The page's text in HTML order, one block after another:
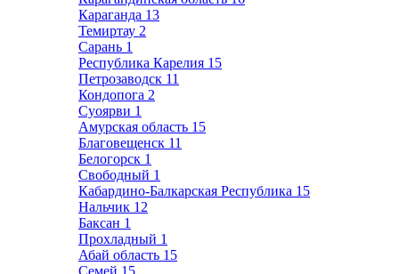
Караганда 13
Темиртау 2
Сарань 1
Республика Карелия 15
Петрозаводск 11
Кондопога 2
Суоярви 1
Амурская область 15
Благовещенск 11
Белогорск 1
Свободный 1
Кабардино-Балкарская Республика 15
Нальчик 12
Баксан 1
Прохладный 1
Абай область 15
Семей 15